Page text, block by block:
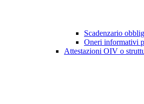
Scadenzario
Oneri informativi
Attestazioni OIV o